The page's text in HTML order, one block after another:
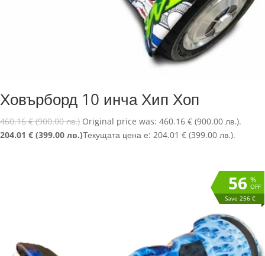
Ховърборд 10 инча Хип Хоп
460.16€ (900.00 лв.) Original price was: 460.16 € (900.00 лв.).
204.01 € (399.00 лв.)Текущата цена е: 204.01 € (399.00 лв.).
%
OFF
56
Save 256 €